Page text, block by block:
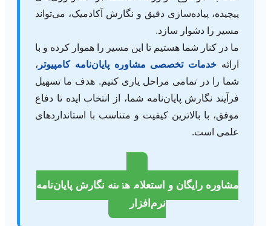
پیچیده، پیاده‌سازی دقیق و نگارش آکادمیک، می‌تواند
مسیر را دشوار سازد.
ما در کنار شما هستیم تا این مسیر را هموار کرده و با
خدمات تخصصی مشاوره پایان‌نامه کامپیوتر،
شما را در تمامی مراحل یاری کنیم. هدف ما تسهیل
فرآیند نگارش پایان‌نامه شما، از انتخاب ایده تا دفاع
موفق، با بالاترین کیفیت و متناسب با استانداردهای
علمی است.
مشاوره رایگان و استعلام هزینه نگارش پایان‌نامه
نرم‌افزار